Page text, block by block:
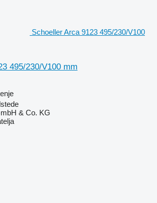
Schoeller Arca 9123 495/230/V100
495/230/V100 mm
& Co. KG